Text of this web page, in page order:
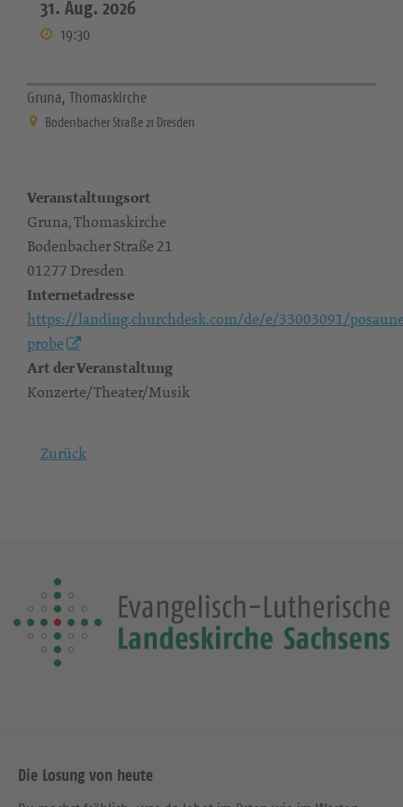
31. Aug. 2026
19:30
Gruna, Thomaskirche
Bodenbacher Straße 21 Dresden
Veranstaltungsort
Gruna, Thomaskirche
Bodenbacher Straße 21
01277 Dresden
Internetadresse
https://landing.churchdesk.com/de/e/33003091/
probe
Art der Veranstaltung
Konzerte/Theater/Musik
Zurück
Die Losung von heute